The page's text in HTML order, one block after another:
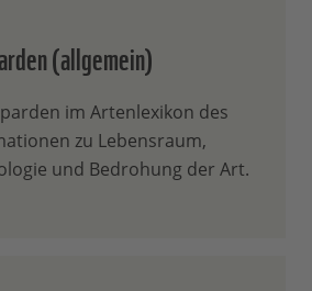
(allgemein)
im Artenlexikon des
zu Lebensraum,
und Bedrohung der Art.